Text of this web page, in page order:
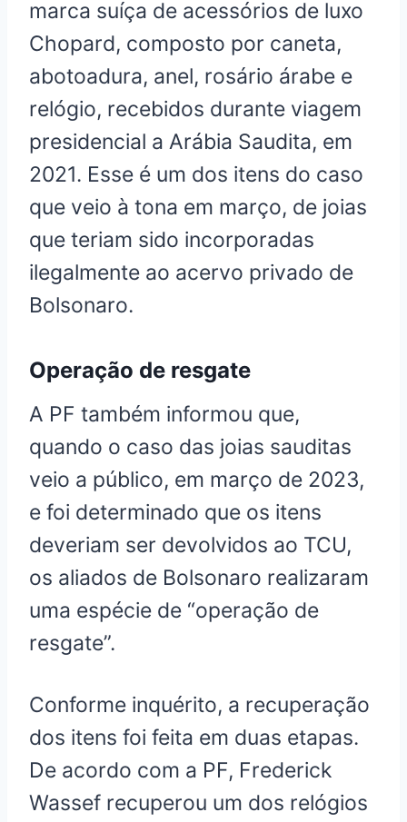
marca suíça de acessórios de luxo
Chopard, composto por caneta,
abotoadura, anel, rosário árabe e
relógio, recebidos durante viagem
presidencial a Arábia Saudita, em
2021. Esse é um dos itens do caso
que veio à tona em março, de joias
que teriam sido incorporadas
ilegalmente ao acervo privado de
Bolsonaro.
Operação de resgate
A PF também informou que,
quando o caso das joias sauditas
veio a público, em março de 2023,
e foi determinado que os itens
deveriam ser devolvidos ao TCU,
os aliados de Bolsonaro realizaram
uma espécie de “operação de
resgate”.
Conforme inquérito, a recuperação
dos itens foi feita em duas etapas.
De acordo com a PF, Frederick
Wassef recuperou um dos relógios